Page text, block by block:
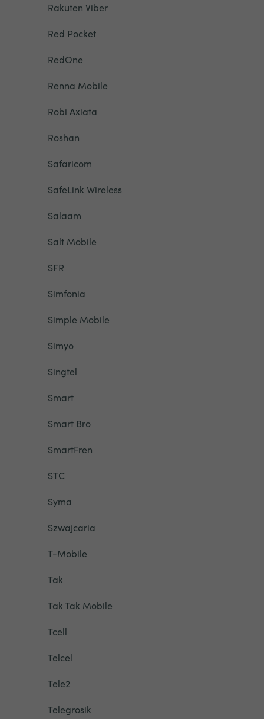
Rakuten Viber
Red Pocket
RedOne
Renna Mobile
Robi Axiata
Roshan
Safaricom
SafeLink Wireless
Salaam
Salt Mobile
SFR
Simfonia
Simple Mobile
Simyo
Singtel
Smart
Smart Bro
SmartFren
STC
Syma
Szwajcaria
T-Mobile
Tak
Tak Tak Mobile
Tcell
Telcel
Tele2
Telegrosik